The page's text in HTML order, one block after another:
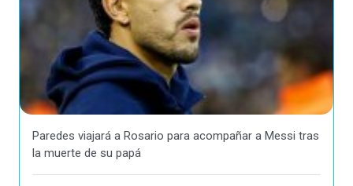
Paredes viajará a Rosario para acompañar a Messi tras
la muerte de su papá